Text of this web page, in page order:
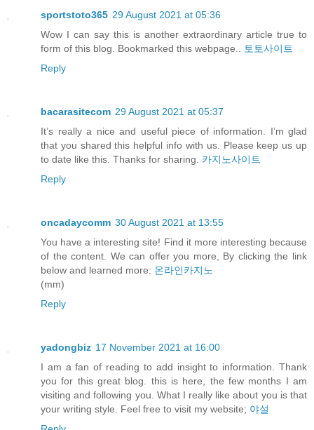
sportstoto365 29 August 2021 at 05:36
Wow I can say this is another extraordinary article true to
form of this blog. Bookmarked this webpage..
토토사이트
Reply
bacarasitecom 29 August 2021 at 05:37
It’s really a nice and useful piece of information. I’m glad
that you shared this helpful info with us. Please keep us up
to date like this. Thanks for sharing. 카지노사이트
Reply
oncadaycomm 30 August 2021 at 13:55
You have a interesting site! Find it more interesting because
of the content. We can offer you more, By clicking the link
below and learned more: 온라인카지노
(mm)
Reply
yadongbiz 17 November 2021 at 16:00
I am a fan of reading to add insight to information. Thank
you for this great blog. this is here, the few months I am
visiting and following you. What I really like about you is that
your writing style. Feel free to visit my website; 야설